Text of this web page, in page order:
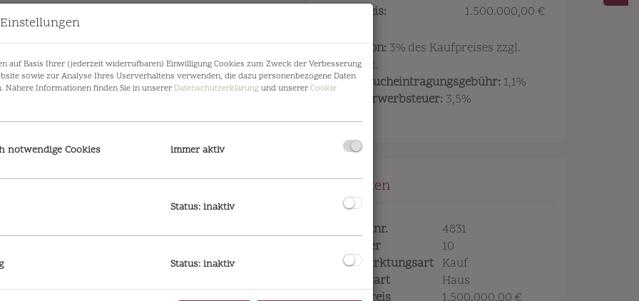
präsentiert sich dieses außergewöhnliche
Pferdeliebhaber, Naturliebhaber
vereinen sich hochwertiges Wohnen,
Privatsphäre zu einem einzigartigen
Kaufpreis: 1.500.000,00 €
Provision: 3% des Kaufpreises zzgl.
20% USt.
Grundbucheintragungsgebühr: 1,1%
Grunderwerbsteuer: 3,5%
Eckdaten
Objektnr.
4831
Zimmer
10
Vermarktungsart Kauf
Objektart
Haus
auf Basis Ihrer (jederzeit widerrufbaren) Einwilligung Cookies zum Zweck der Verbesserung
sowie zur Analyse Ihres Userverhaltens verwenden, die dazu personenbezogene Daten
Nähere Informationen finden Sie in unserer Datenschutzerklärungund unsererCookie
notwendige Cookies immer aktiv
Status: inaktiv
Status: inaktiv